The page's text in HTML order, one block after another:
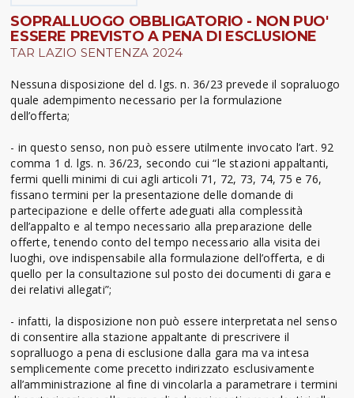
SOPRALLUOGO OBBLIGATORIO - NON PUO'
ESSERE PREVISTO A PENA DI ESCLUSIONE
TAR LAZIO SENTENZA 2024
Nessuna disposizione del d. lgs. n. 36/23 prevede il sopraluogo
quale adempimento necessario per la formulazione
dell’offerta;
- in questo senso, non può essere utilmente invocato l’art. 92
comma 1 d. lgs. n. 36/23, secondo cui “le stazioni appaltanti,
fermi quelli minimi di cui agli articoli 71, 72, 73, 74, 75 e 76,
fissano termini per la presentazione delle domande di
partecipazione e delle offerte adeguati alla complessità
dell’appalto e al tempo necessario alla preparazione delle
offerte, tenendo conto del tempo necessario alla visita dei
luoghi, ove indispensabile alla formulazione dell’offerta, e di
quello per la consultazione sul posto dei documenti di gara e
dei relativi allegati”;
- infatti, la disposizione non può essere interpretata nel senso
di consentire alla stazione appaltante di prescrivere il
sopralluogo a pena di esclusione dalla gara ma va intesa
semplicemente come precetto indirizzato esclusivamente
all’amministrazione al fine di vincolarla a parametrare i termini